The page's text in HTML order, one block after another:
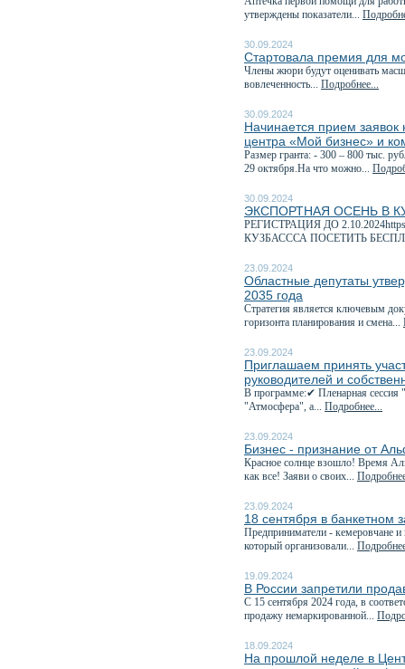
утверждены показатели...
30.09.2024
Стартовала премия для
Члены жюри будут оценивать
вовлеченность... Подробнее...
30.09.2024
Начинается прием заявок
центра «Мой бизнес» и
Размер гранта: - 300 – 800 тыс.
29 октября.На что можно...
30.09.2024
ЭКСПОРТНАЯ ОСЕНЬ В
РЕГИСТРАЦИЯ ДО
КУЗБАСССА ПОСЕТИТЬ
23.09.2024
Областные депутаты
2035 года
Стратегия является ключевым
горизонта планирования и смена...
23.09.2024
Приглашаем принять
руководителей и
В программе:✔ Пленарная сессия
"Атмосфера", а... Подробнее...
23.09.2024
Бизнес - признание от
Красное солнце взошло! Время
как все! Заяви о своих...
23.09.2024
18 сентября в банкетном
Предприниматели - кемеровчане
который организовали...
19.09.2024
В России запретили
С 15 сентября 2024 года, в
продажу немаркированной...
18.09.2024
На прошлой неделе в